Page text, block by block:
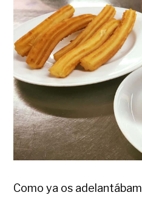
Como ya os